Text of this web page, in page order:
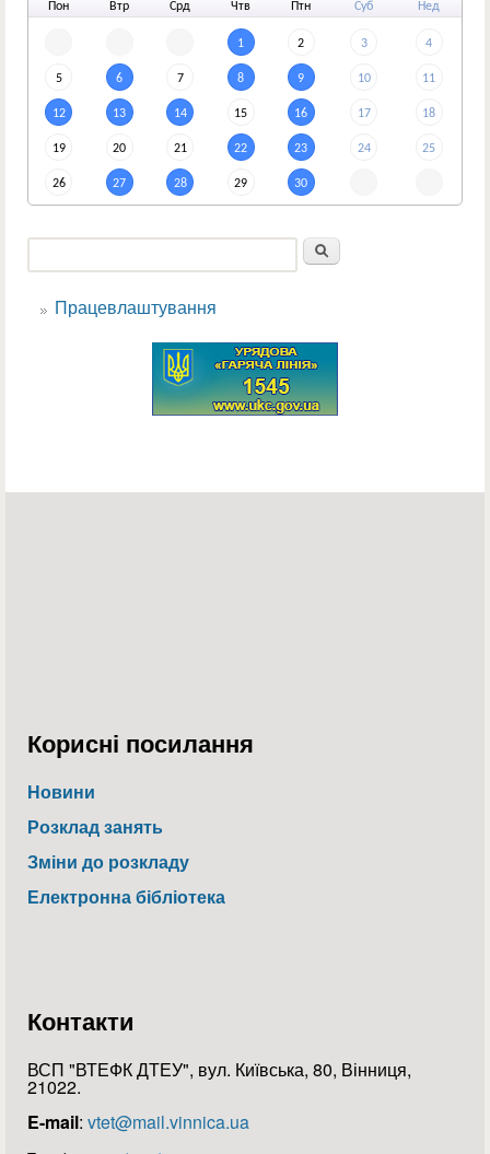
Пон Втр Срд Чтв Птн Суб Нед
1 2 3 4
5 6 7 8 9 10 11
12 13 14 15 16 17 18
19 20 21 22 23 24 25
26 27 28 29 30
Пошукова форма
Працевлаштування
Корисні посилання
Новини
Розклад занять
Зміни до розкладу
Електронна бібліотека
Контакти
ВСП "ВТЕФК ДТЕУ", вул. Київська, 80, Вінниця,
21022.
E-mail: vtet@mail.vinnica.ua